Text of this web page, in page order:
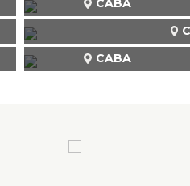
CABA
CABA